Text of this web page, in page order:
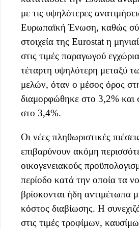
με τις υψηλότερες
Ευρωπαϊκή Ένωση, καθώς
στοιχεία της Eurostat η
στις τιμές παραγωγού
τέταρτη υψηλότερη μεταξύ
μελών, όταν ο μέσος όρος
διαμορφώθηκε στο 3,2%
στο 3,4%.
Οι νέες πληθωριστικές
επιβαρύνουν ακόμη
οικογενειακούς
περίοδο κατά την οποία τα
βρίσκονται ήδη αντιμέτωπα
κόστος διαβίωσης. Η
στις τιμές τροφίμων,